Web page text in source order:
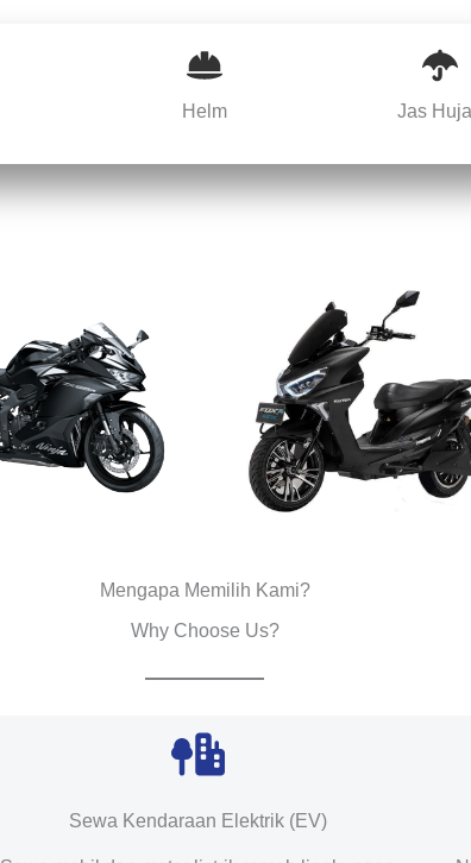
Helm Jas
Mengapa Memilih Kami?
Why Choose Us?
Sewa Kendaraan Elektrik (EV)